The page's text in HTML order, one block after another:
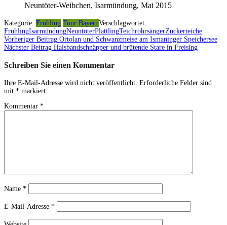
Neuntöter-Weibchen, Isarmündung, Mai 2015
Kategorie: Frühling Tour BayernVerschlagwortet:
FrühlingIsarmündungNeuntöterPlattlingTeichrohrsängerZuckerteiche
Beitragsnavigation
Vorheriger Beitrag Ortolan und Schwanzmeise am Ismaninger Speichersee
Nächster Beitrag Halsbandschnäpper und brütende Stare in Freising
Schreiben Sie einen Kommentar
Ihre E-Mail-Adresse wird nicht veröffentlicht. Erforderliche Felder sind
mit * markiert
Kommentar *
Name *
E-Mail-Adresse *